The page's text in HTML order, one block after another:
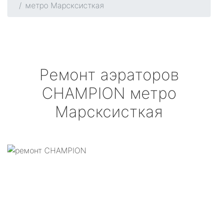
метро Марсксисткая
Ремонт аэраторов
CHAMPION метро
Марсксисткая